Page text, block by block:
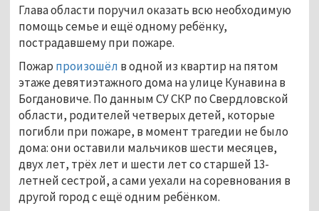
Глава области поручил оказать всю необходимую
помощь семье и ещё одному ребёнку,
пострадавшему при пожаре.
Пожар произошёл в одной из квартир на пятом
этаже девятиэтажного дома на улице Кунавина в
Богдановиче. По данным СУ СКР по Свердловской
области, родителей четверых детей, которые
погибли при пожаре, в момент трагедии не было
дома: они оставили мальчиков шести месяцев,
двух лет, трёх лет и шести лет со старшей 13-
летней сестрой, а сами уехали на соревнования в
другой город с ещё одним ребёнком.